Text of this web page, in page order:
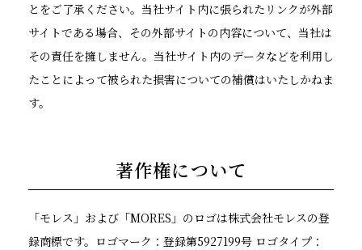
とをご了承ください。当社サイト内に張られたリンクが外部
サイトである場合、その外部サイトの内容について、当社は
その責任を擁しません。当社サイト内のデータなどを利用し
たことによって被られた損害についての補償はいたしかねま
す。
著作権について
「モレス」および「MORES」のロゴは株式会社モレスの登
録商標です。ロゴマーク：登録第5927199号 ロゴタイプ：